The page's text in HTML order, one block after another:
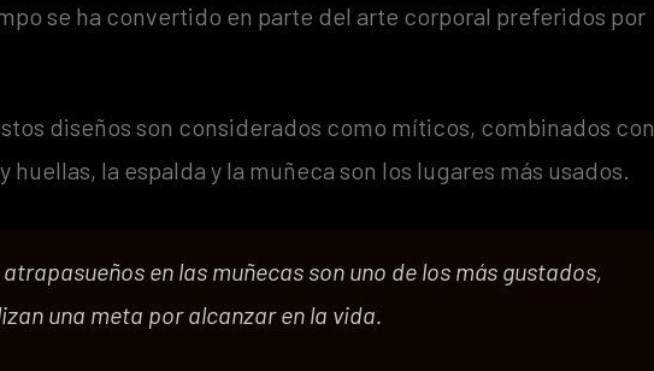
se ha convertido en parte del arte corporal preferidos por
diseños son considerados como míticos, combinados con
huellas, la espalda y la muñeca son los lugares más usados.
en las muñecas son uno de los más gustados,
una meta por alcanzar en la vida.